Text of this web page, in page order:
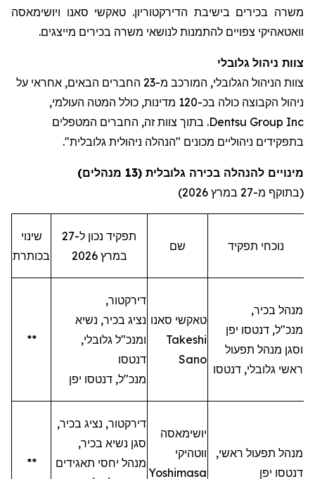
משרה בכירים בישיבת הדירקטוריון. טאקשי סאנו ויושימאסה
וואטאהיקי צפויים להתמנות לנושאי משרה בכירים מייצגים.
צוות ניהול גלובלי
צוות הניהול הגלובלי, המורכב מ-23 החברים הבאים, אחראי על
ניהול הקבוצה כולה בכ-120 מדינות, כולל המטה העולמי,
Dentsu Group Inc. בתוך צוות זה, החברים המטפלים
בתפקידים ניהוליים מכונים "הנהלה ניהולית גלובלית".
מינויים להנהלה בכירה גלובלית (13 מנהלים)
(בתוקף מ-27 במרץ
שינוי
בכותרת
תפקיד נכון ל-27
במרץ 2026
שם תפקיד נוכחי
**
דירקטור,
נציג בכיר, נשיא
ומנכ"ל גלובלי,
דנטסו
מנכ"ל, דנטסו יפן
טאקשי סאנו
Takeshi
Sano
מנהל בכיר,
מנכ"ל, דנטסו יפן
וסגן מנהל תפעול
ראשי גלובלי, דנטסו
**
דירקטור, נציג בכיר,
סגן נשיא בכיר,
מנהל יחסי תאגידים
יושימאסה
ווטהיקי
Yoshimasa
מנהל תפעול ראשי,
דנטסו יפן